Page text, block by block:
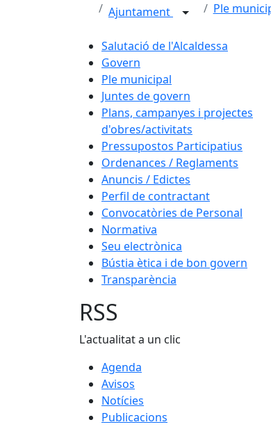
Ajuntament Ple
Salutació de l'Alcaldessa
Govern
Ple municipal
Juntes de govern
Plans, campanyes i projectes
d'obres/activitats
Pressupostos Participatius
Ordenances / Reglaments
Anuncis / Edictes
Perfil de contractant
Convocatòries de Personal
Normativa
Seu electrònica
Bústia ètica i de bon govern
Transparència
RSS
L'actualitat a un clic
Agenda
Avisos
Notícies
Publicacions